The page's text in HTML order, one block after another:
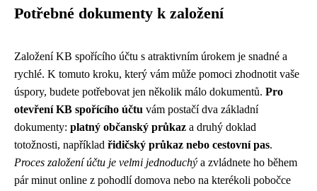
Potřebné dokumenty k založení
Založení KB spořícího účtu s atraktivním úrokem je snadné a
rychlé. K tomuto kroku, který vám může pomoci zhodnotit vaše
úspory, budete potřebovat jen několik málo dokumentů. Pro
otevření KB spořícího účtu vám postačí dva základní
dokumenty: platný občanský průkaz a druhý doklad
totožnosti, například řidičský průkaz nebo cestovní pas.
Proces založení účtu je velmi jednoduchý a zvládnete ho během
pár minut online z pohodlí domova nebo na kterékoli pobočce